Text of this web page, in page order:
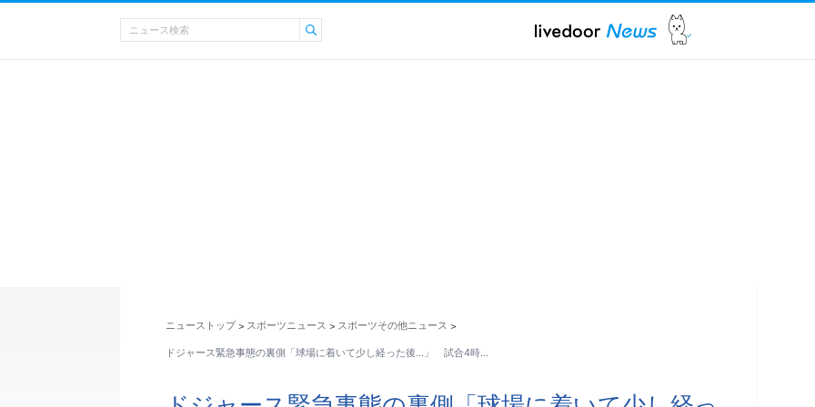
ニューストップ > スポーツニュース > スポーツその他ニュース >
ドジャース緊急事態の裏側「球場に着いて少し経った後…」 試合4時…